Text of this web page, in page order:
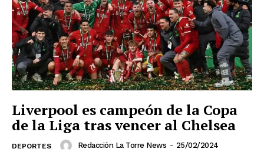
El Suplemento
Liverpool es campeón de la Copa
de la Liga tras vencer al Chelsea
DEPORTES Redacción La Torre News - 25/02/2024